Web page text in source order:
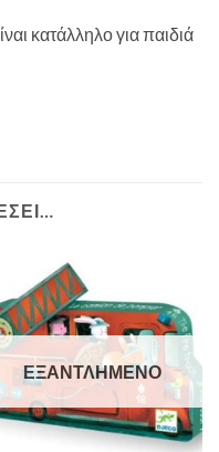
κατάλληλο για παιδιά
ΕΞΑΝΤΛΗΜΈΝΟ